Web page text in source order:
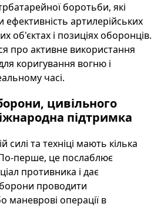
боротьби, які
артилерійських
об'єктах і позиціях оборонців.
про активне використання
коригування вогню і
часі.
цивільного
підтримка
силі та техніці мають кілька
По-перше, це послаблює
противника і дає
проводити
маневрові операції в